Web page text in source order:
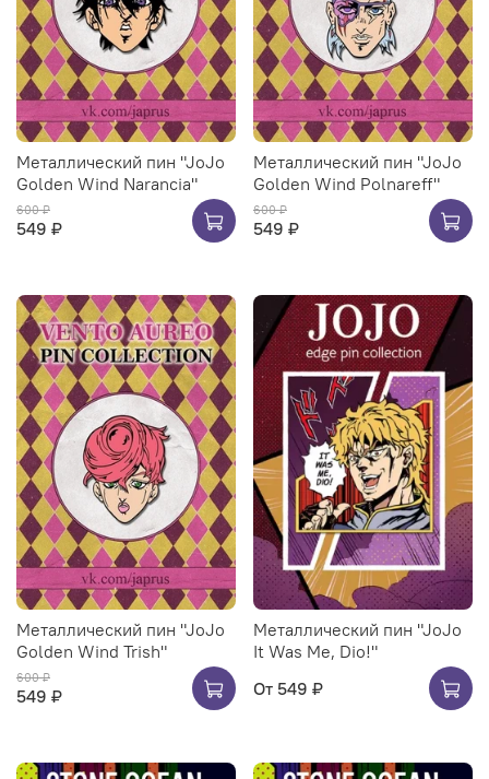
Металлический пин "JoJo
Golden Wind Narancia"
600 ₽
549 ₽
Металлический пин "JoJo
Golden Wind Polnareff"
600 ₽
549 ₽
Металлический пин "JoJo
Golden Wind Trish"
600 ₽
549 ₽
Металлический пин "JoJo
It Was Me, Dio!"
От 549 ₽